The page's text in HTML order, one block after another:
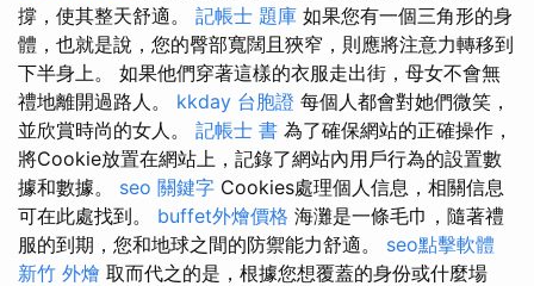
撐，使其整天舒適。 記帳士 題庫 如果您有一個三角形的身
體，也就是說，您的臀部寬闊且狹窄，則應將注意力轉移到
下半身上。 如果他們穿著這樣的衣服走出街，母女不會無
禮地離開過路人。 kkday 台胞證 每個人都會對她們微笑，
並欣賞時尚的女人。 記帳士 書 為了確保網站的正確操作，
將Cookie放置在網站上，記錄了網站內用戶行為的設置數
據和數據。 seo 關鍵字 Cookies處理個人信息，相關信息
可在此處找到。 buffet外燴價格 海灘是一條毛巾，隨著禮
服的到期，您和地球之間的防禦能力舒適。 seo點擊軟體
新竹 外燴 取而代之的是，根據您想覆蓋的身份或什麼場